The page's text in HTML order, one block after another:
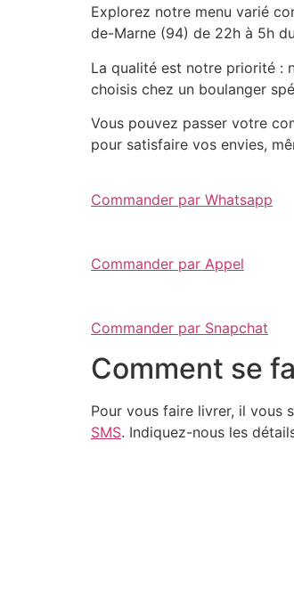
Explorez notre menu varié
de-Marne (94) de 22h à 5h
La qualité est notre priorité :
choisis chez un boulanger
Vous pouvez passer votre
pour satisfaire vos envies,
Commander par Whatsapp
Commander par Appel
Commander par Snapchat
Comment se
Pour vous faire livrer, il vous
SMS. Indiquez-nous les